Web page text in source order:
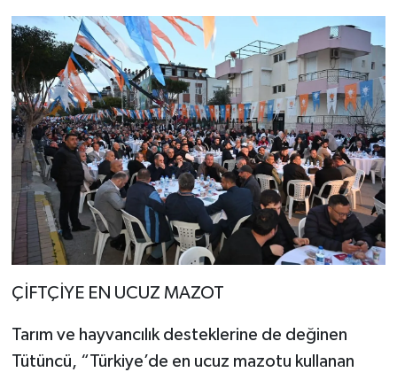
ÇİFTÇİYE EN UCUZ MAZOT
Tarım ve hayvancılık desteklerine de değinen
Tütüncü, “Türkiye’de en ucuz mazotu kullanan